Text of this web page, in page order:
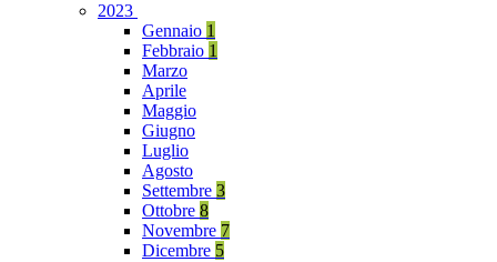
2023
Gennaio 1
Febbraio 1
Marzo
Aprile
Maggio
Giugno
Luglio
Agosto
Settembre 3
Ottobre 8
Novembre 7
Dicembre 5